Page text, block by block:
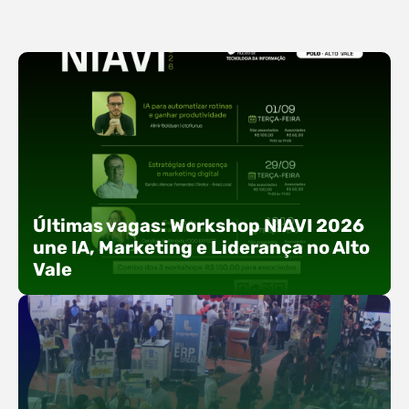
Últimas vagas: Workshop NIAVI 2026
une IA, Marketing e Liderança no Alto
Vale